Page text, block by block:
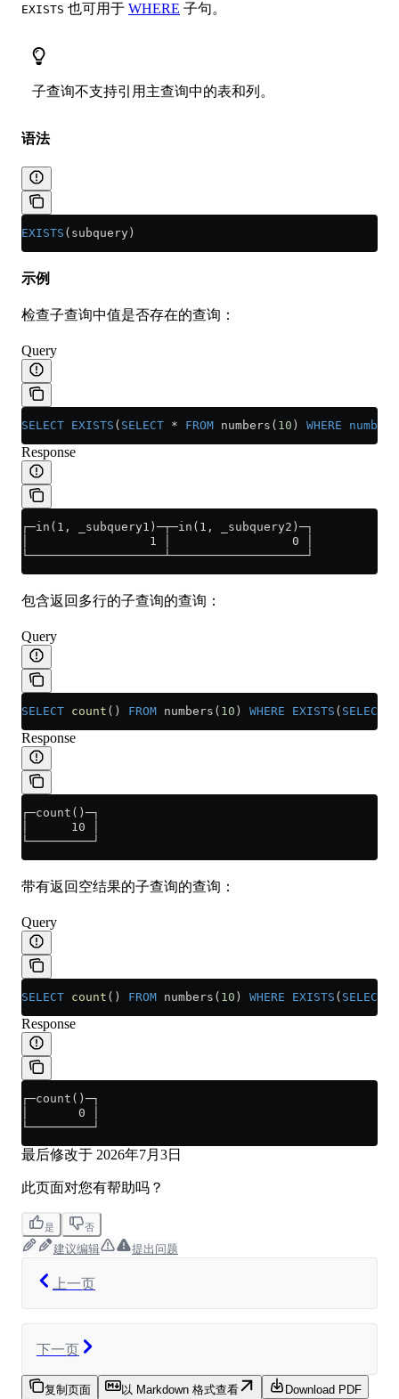
EXISTS 也可用于 WHERE 子句。
子查询不支持引用主查询中的表和列。
语法
EXISTS (subquery)
示例
检查子查询中值是否存在的查询：
Query
SELECT EXISTS ( SELECT * FROM numbers( 10 ) WHERE number
Response
┌─in(1, _subquery1)─┬─in(1, _subquery2)─┐
│                 1 │                 0 │
└───────────────────┴───────────────────┘
包含返回多行的子查询的查询：
Query
SELECT count () FROM numbers( 10 ) WHERE EXISTS ( SELECT
Response
┌─count()─┐
│      10 │
└─────────┘
带有返回空结果的子查询的查询：
Query
SELECT count () FROM numbers( 10 ) WHERE EXISTS ( SELECT
Response
┌─count()─┐
│       0 │
└─────────┘
最后修改于 2026年7月3日
此页面对您有帮助吗？
是 否
建议编辑 提出问题
上一页
下一页
复制页面 以 Markdown 格式查看 Download PDF